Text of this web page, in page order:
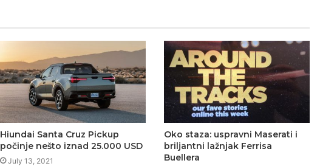
Hiundai Santa Cruz Pickup
počinje nešto iznad 25.000 USD
July 13, 2021
Oko staza: uspravni Maserati i
briljantni lažnjak Ferrisa
Buellera